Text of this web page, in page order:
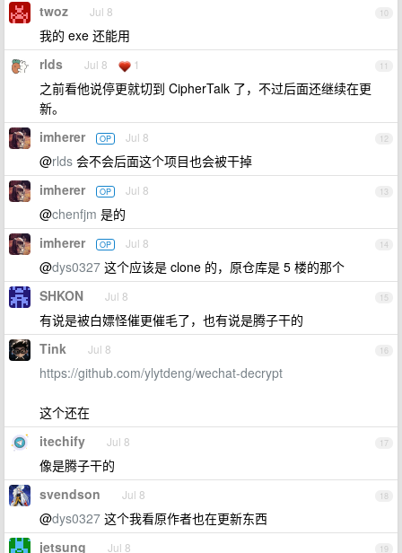
10
twoz Jul 8
我的 exe 还能用
11
rlds Jul 8 1
之前看他说停更就切到 CipherTalk 了，不过后面还继续在更
新。
12
imherer OP Jul 8
@rlds 会不会后面这个项目也会被干掉
13
imherer OP Jul 8
@chenfjm 是的
14
imherer OP Jul 8
@dys0327 这个应该是 clone 的，原仓库是 5 楼的那个
15
SHKON Jul 8
有说是被白嫖怪催更催毛了，也有说是腾子干的
16
Tink Jul 8
https://github.com/ylytdeng/wechat-decrypt
这个还在
17
itechify Jul 8
像是腾子干的
18
svendson Jul 8
@dys0327 这个我看原作者也在更新东西
19
jetsung Jul 8